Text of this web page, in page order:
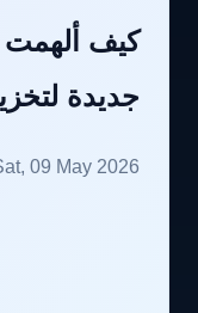
كيف
جديدة
09 May 2026